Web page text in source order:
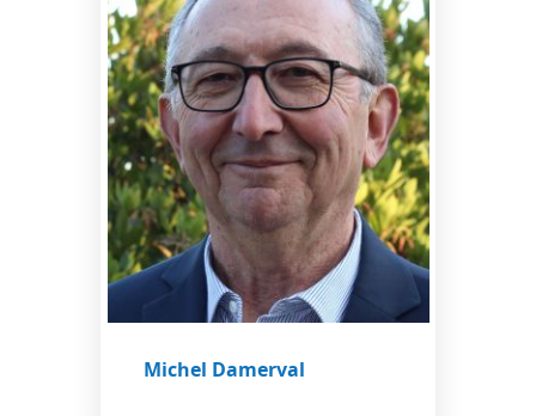
Michel Damerval